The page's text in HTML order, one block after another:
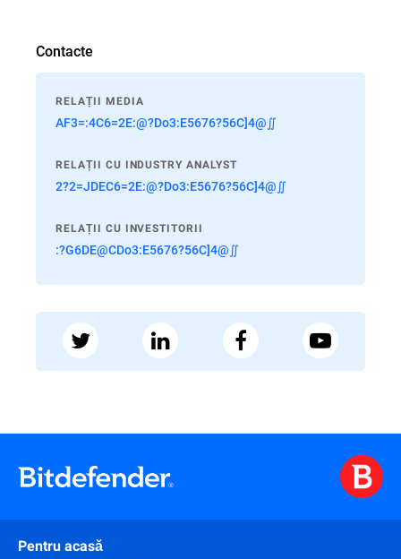
Contacte
RELAȚII MEDIA
AF3=:4C6=2E:@?Do3:E5676?56C]4@∬
RELAȚII CU INDUSTRY ANALYST
2?2=JDEC6=2E:@?Do3:E5676?56C]4@∬
RELAȚII CU INVESTITORII
:?G6DE@CDo3:E5676?56C]4@∬
Pentru acasă